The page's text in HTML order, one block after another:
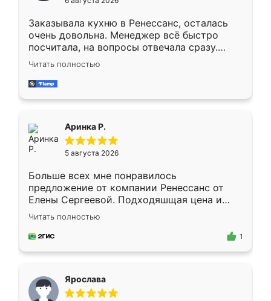
мебели буду заказывать только здесь.
Заказывала кухню в Ренессанс, осталась
очень довольна. Менеджер всё быстро
посчитала, на вопросы отвечала сразу.
Замерщик приехал в субботу, подошёл к
делу со всей ответственностью. Собрали
за день, ребята работали аккуратно, даже
Читать полностью
Аринка Р.
5 августа 2026
Больше всех мне понравилось
предложение от компании Ренессанс от
Елены Сергеевой. Подходяшщая цена и
короткие сроки изготовления. Приехавший
для замера сотрудник Владислав
предложил по моему эскизу самый
Читать полностью
1
Ярослава